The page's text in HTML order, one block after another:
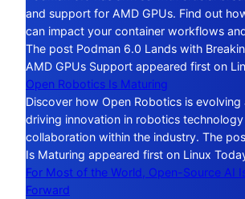
and support for AMD GPUs. Find out
can impact your container workflows
The post Podman 6.0 Lands with
AMD GPUs Support appeared first on
Open Robotics Is Maturing
Discover how Open Robotics is evolving
driving innovation in robotics
collaboration within the industry. The
Is Maturing appeared first on Linux
For Most of the World, Open-Source AI
Forward